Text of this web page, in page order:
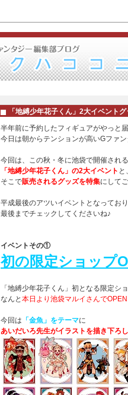
「地縛少年花子くん」2大イベント
半年前に予約したフィギュアがやっと
今日は朝からテンションが高いGファ
今回は、この秋・冬に池袋で開催される
「地縛少年花子くん」の2大イベント と、
そこで販売されるグッズを特集にして
平成最後のアツいイベントとなっており
最後までチェックしてくださいね♪
イベントその①
初の限定ショップ
「地縛少年花子くん」初となる限定シ
なんと 本日より池袋マルイさんでOPEN
今回は 「金魚」をテーマに
あいだいろ先生がイラストを描き下ろし